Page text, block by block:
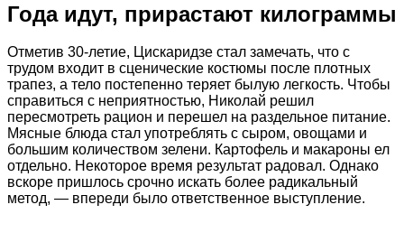
Года идут, прирастают килограммы
Отметив 30-летие, Цискаридзе стал замечать, что с
трудом входит в сценические костюмы после плотных
трапез, а тело постепенно теряет былую легкость. Чтобы
справиться с неприятностью, Николай решил
пересмотреть рацион и перешел на раздельное питание.
Мясные блюда стал употреблять с сыром, овощами и
большим количеством зелени. Картофель и макароны ел
отдельно. Некоторое время результат радовал. Однако
вскоре пришлось срочно искать более радикальный
метод, — впереди было ответственное выступление.